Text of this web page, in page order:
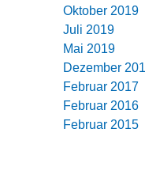
Oktober 2019
Juli 2019
Mai 2019
Dezember
Februar 2017
Februar 2016
Februar 2015